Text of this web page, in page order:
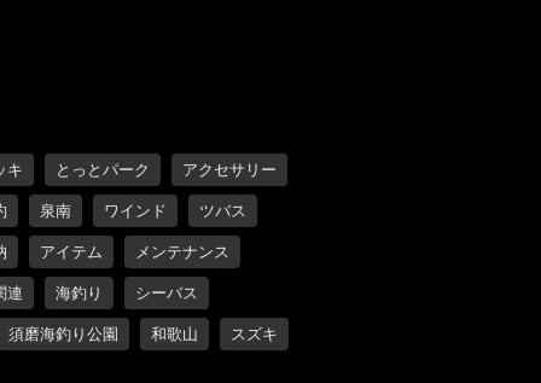
キ とっとパーク アクセサリー
泉南 ワインド ツバス
アイテム メンテナンス
連 海釣り シーバス
須磨海釣り公園 和歌山 スズキ